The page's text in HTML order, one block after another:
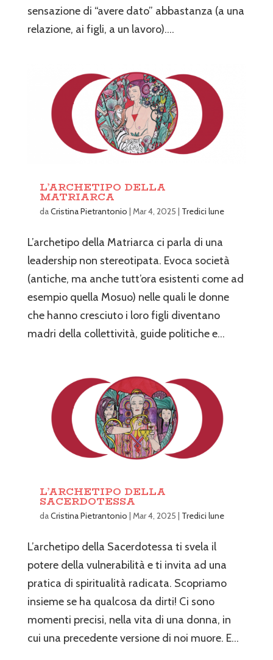
sensazione di “avere dato” abbastanza (a una
relazione, ai figli, a un lavoro)....
L’ARCHETIPO DELLA
MATRIARCA
daCristina Pietrantonio | Mar 4, 2025 | Tredici lune
L’archetipo della Matriarca ci parla di una
leadership non stereotipata. Evoca società
(antiche, ma anche tutt’ora esistenti come ad
esempio quella Mosuo) nelle quali le donne
che hanno cresciuto i loro figli diventano
madri della collettività, guide politiche e...
L’ARCHETIPO DELLA
SACERDOTESSA
daCristina Pietrantonio | Mar 4, 2025 | Tredici lune
L’archetipo della Sacerdotessa ti svela il
potere della vulnerabilità e ti invita ad una
pratica di spiritualità radicata. Scopriamo
insieme se ha qualcosa da dirti! Ci sono
momenti precisi, nella vita di una donna, in
cui una precedente versione di noi muore. E...